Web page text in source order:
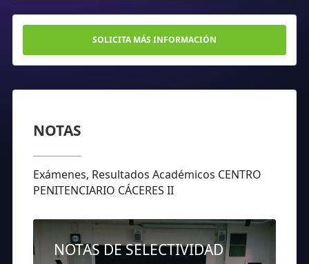
SOLICITA MÁS INFORMACIÓN
NOTAS
Exámenes, Resultados Académicos CENTRO
PENITENCIARIO CÁCERES II
NOTAS DE SELECTIVIDAD